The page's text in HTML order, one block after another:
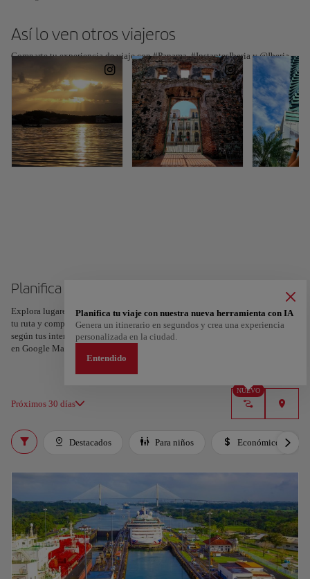
Así lo ven otros viajeros
Comparte tu experiencia de viaje con #Panama, #InstantesIberia y @Iberia
Planifica tu viaje a Panamá
Explora lugares, experiencias y marca con el corazón tus favoritos para crear
tu ruta y compartirla. ¿Quieres más ideas? Obtén un itinerario personalizado
según tus intereses y la duración de tu viaje: en sólo dos pasos y descargable
en Google Maps.
Próximos 30 días
NUEVO
Planifica tu viaje con nuestra nueva herramienta con IA
Genera un itinerario en segundos y crea una experiencia
personalizada en la ciudad.
Entendido
Destacados Para niños Económico